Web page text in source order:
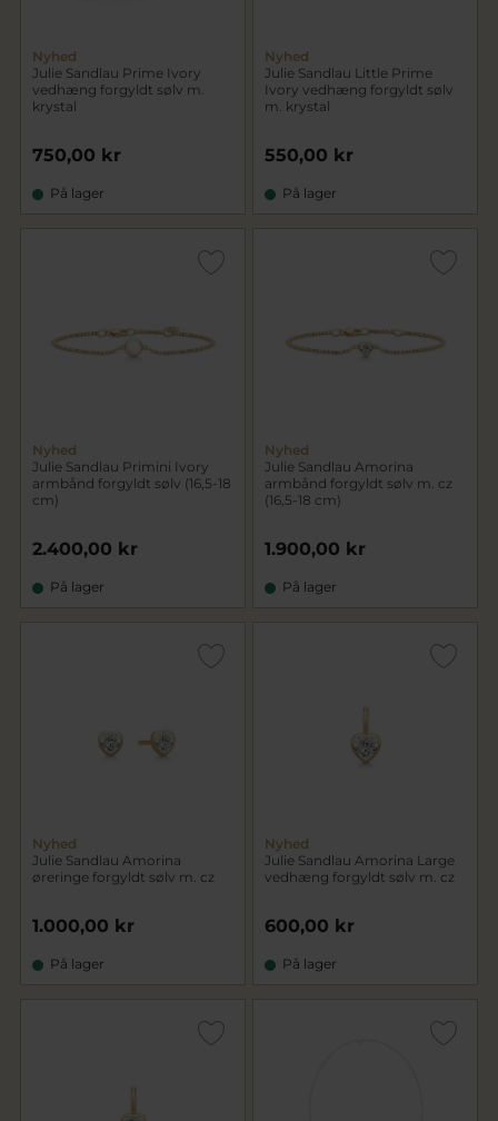
Nyhed
Julie Sandlau Prime Ivory
vedhæng forgyldt sølv m.
krystal
750,00 kr
På lager
Nyhed
Julie Sandlau Little Prime
Ivory vedhæng forgyldt sølv
m. krystal
550,00 kr
På lager
Nyhed
Julie Sandlau Primini Ivory
armbånd forgyldt sølv (16,5-18
cm)
2.400,00 kr
På lager
Nyhed
Julie Sandlau Amorina
armbånd forgyldt sølv m. cz
(16,5-18 cm)
1.900,00 kr
På lager
Nyhed
Julie Sandlau Amorina
øreringe forgyldt sølv m. cz
1.000,00 kr
På lager
Nyhed
Julie Sandlau Amorina Large
vedhæng forgyldt sølv m. cz
600,00 kr
På lager